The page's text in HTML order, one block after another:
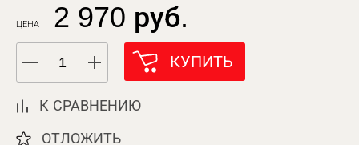
ЦЕНА 2 970 руб.
КУПИТЬ
К СРАВНЕНИЮ
ОТЛОЖИТЬ